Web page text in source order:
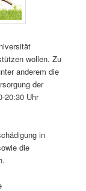
wollen. Zu
anderem die
der
20:30 Uhr
in
die